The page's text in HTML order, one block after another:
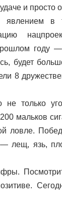
и просто
явлением в
году
будет
8
только
мальков
ловле.
лещ, язь,